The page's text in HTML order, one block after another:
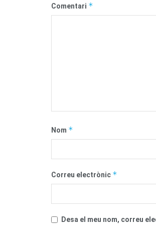
Comentari *
Nom *
Correu electrònic *
Desa el meu nom, correu